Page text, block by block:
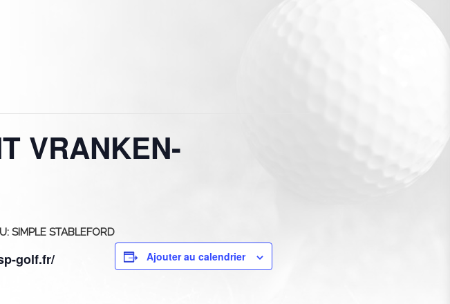
VRANKEN-
SIMPLE STABLEFORD
golf.fr/ Ajouter au calendrier